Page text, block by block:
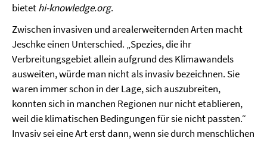
bietethi-knowledge.org.
Zwischen invasiven und arealerweiternden Arten macht
Jeschke einen Unterschied. „Spezies, die ihr
Verbreitungsgebiet allein aufgrund des Klimawandels
ausweiten, würde man nicht als invasiv bezeichnen. Sie
waren immer schon in der Lage, sich auszubreiten,
konnten sich in manchen Regionen nur nicht etablieren,
weil die klimatischen Bedingungen für sie nicht passten.“
Invasiv sei eine Art erst dann, wenn sie durch menschlichen